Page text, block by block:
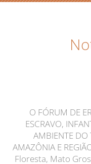
O FÓRUM DE
ESCRAVO,
AMBIENTE DO
AMAZÔNIA E
Floresta, Mato